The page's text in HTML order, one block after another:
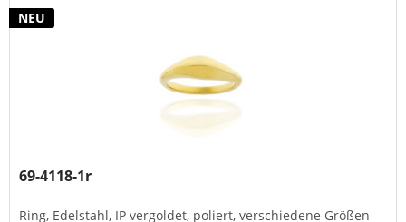
NEU
69-4118-1r
Ring, Edelstahl, IP vergoldet, poliert, verschiedene Größen